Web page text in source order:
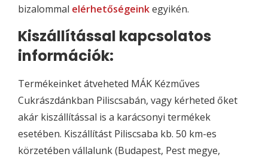
bizalommal elérhetőségeinkegyikén.
Kiszállítással kapcsolatos
információk:
Termékeinket átveheted MÁK Kézműves
Cukrászdánkban Piliscsabán, vagy kérheted őket
akár kiszállítással is a karácsonyi termékek
esetében. Kiszállítást Piliscsaba kb. 50 km-es
körzetében vállalunk (Budapest, Pest megye,